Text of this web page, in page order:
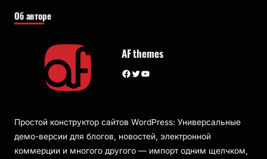
Об авторе
AF themes
Facebook Twitter YouTube
Простой конструктор сайтов WordPress: Универсальные
демо-версии для блогов, новостей, электронной
коммерции и многого другого — импорт одним щелчком,